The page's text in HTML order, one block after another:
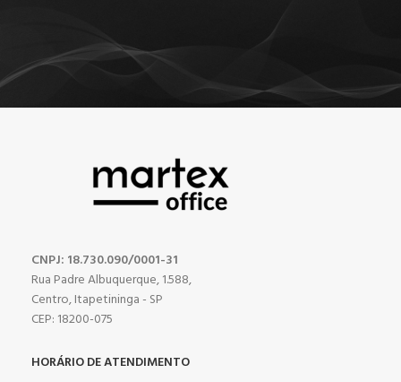
CNPJ: 18.730.090/0001-31
Rua Padre Albuquerque, 1.588,
Centro, Itapetininga - SP
CEP: 18200-075
HORÁRIO DE ATENDIMENTO